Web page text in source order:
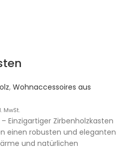
, Wohnaccessoires aus
MwSt.
Einzigartiger Zirbenholzkasten
einen robusten und eleganten
und natürlichen